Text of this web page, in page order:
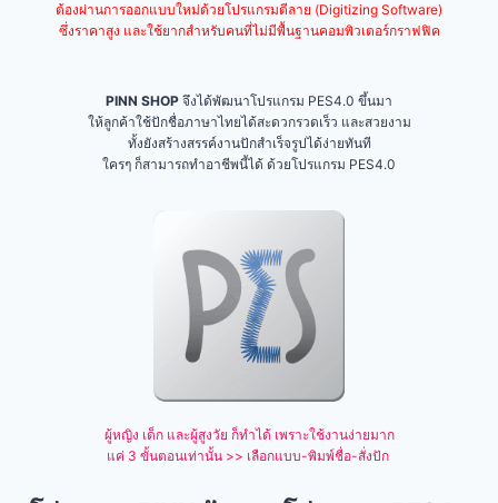
ต้องผ่านการออกแบบใหม่ด้วยโปรแกรมตีลาย (Digitizing Software)
ซึ่งราคาสูง และใช้ยากสำหรับคนที่ไม่มีพื้นฐานคอมพิวเตอร์กราฟฟิค
PINN SHOP จึงได้พัฒนาโปรแกรม PES4.0 ขึ้นมา
ให้ลูกค้าใช้ปักชื่อภาษาไทยได้สะดวกรวดเร็ว และสวยงาม
ทั้งยังสร้างสรรค์งานปักสำเร็จรูปได้ง่ายทันที
ใครๆ ก็สามารถทำอาชีพนี้ได้ ด้วยโปรแกรม PES4.0
ผู้หญิง เด็ก และผู้สูงวัย ก็ทำได้ เพราะใช้งานง่ายมาก
แค่ 3 ขั้นตอนเท่านั้น >> เลือกแบบ-พิมพ์ชื่อ-สั่งปัก